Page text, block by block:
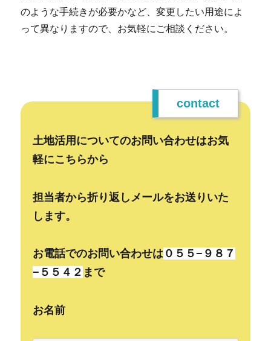
のような手続きが必要かなど、変更したい用途によ
って異なりますので、お気軽にご相談ください。
contact
土地活用についてのお問い合わせはお気
軽にこちらから
担当者から折り返しメールをお送りいた
します。
お電話でのお問い合わせは ０５５−９８７
−５５４２ まで
お名前